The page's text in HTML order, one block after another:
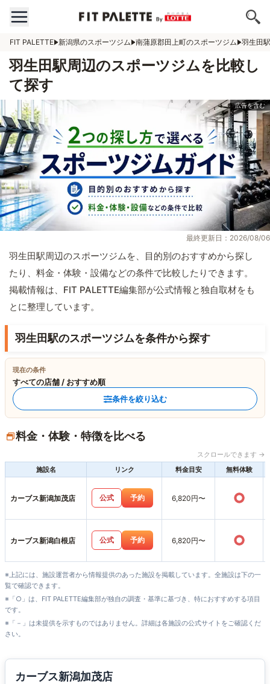
FIT PALETTE 新潟県のスポーツジム 南蒲原郡田上町のスポーツジム 羽生田
羽生田駅周辺のスポーツジムを比較し
て探す
最終更新日：2026/08/06
羽生田駅周辺のスポーツジムを、目的別のおすすめから探し
たり、料金・体験・設備などの条件で比較したりできます。
掲載情報は、FIT PALETTE編集部が公式情報と独自取材をも
とに整理しています。
羽生田駅のスポーツジムを条件から探す
現在の条件
すべての店舗 / おすすめ順
条件を絞り込む
料金・体験・特徴を比べる
スクロールできます →
施設名
リンク 料金目安 無料体験
カーブス新潟加茂店 公式 予約 6,820円〜 ○
カーブス新潟白根店 公式 予約 6,820円〜 ○
※上記には、施設運営者から情報提供のあった施設を掲載しています。全施設は下の一
覧で確認できます。
※「○」は、FIT PALETTE編集部が独自の調査・基準に基づき、特におすすめする項目
です。
※「－」は未提供を示すものではありません。詳細は各施設の公式サイトをご確認くだ
さい。
カーブス新潟加茂店